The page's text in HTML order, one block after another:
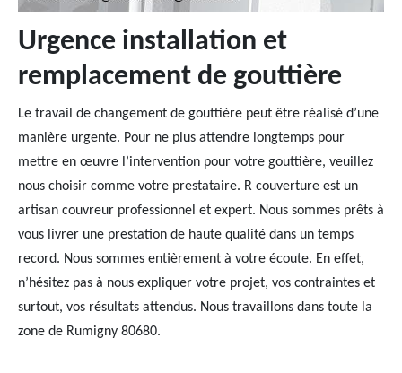
Urgence installation et
remplacement de gouttière
Le travail de changement de gouttière peut être réalisé d’une
manière urgente. Pour ne plus attendre longtemps pour
mettre en œuvre l’intervention pour votre gouttière, veuillez
nous choisir comme votre prestataire. R couverture est un
artisan couvreur professionnel et expert. Nous sommes prêts à
vous livrer une prestation de haute qualité dans un temps
record. Nous sommes entièrement à votre écoute. En effet,
n’hésitez pas à nous expliquer votre projet, vos contraintes et
surtout, vos résultats attendus. Nous travaillons dans toute la
zone de Rumigny 80680.